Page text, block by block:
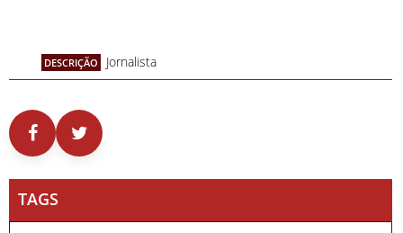
DESCRIÇÃO Jornalista
TAGS